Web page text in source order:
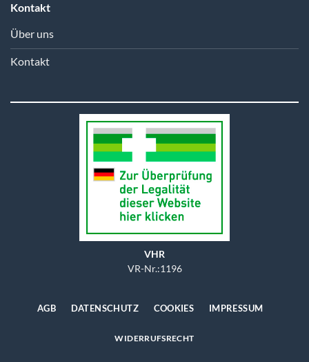
Kontakt
Über uns
Kontakt
VHR
VR-Nr.:1196
AGB DATENSCHUTZ COOKIES IMPRESSUM
WIDERRUFSRECHT